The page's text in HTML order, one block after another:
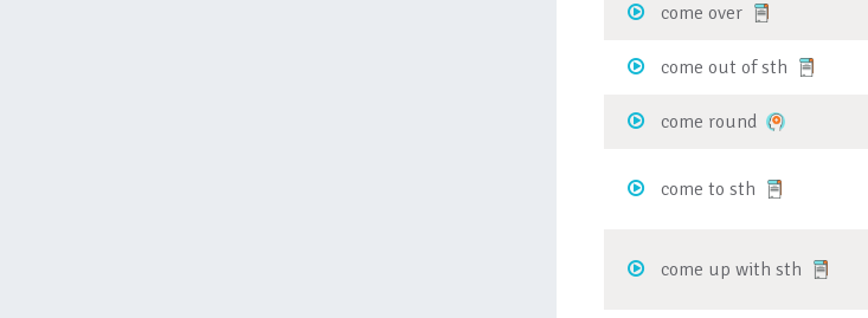
come over
come out of sth
come round
come to sth
come up with sth